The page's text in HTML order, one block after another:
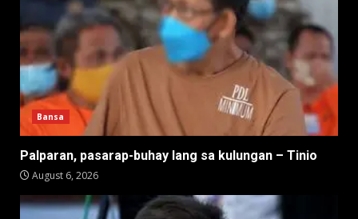
Bansa
Palparan, pasarap-buhay lang sa kulungan – Tinio
August 6, 2026